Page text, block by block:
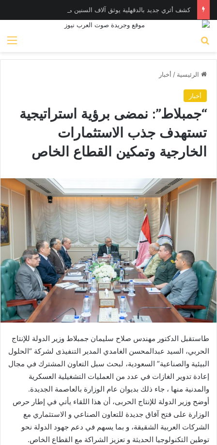
الرئيسية / أخبار
أخبار
“جمبلاط”: نمضى برؤية استراتيجية
تستهدف جذب الاستثمارات
الخارجية وتمكين القطاع الخاص
طاستقبل الدكتور مهندس صلاح سليمان جمبلاط وزير الدولة للإنتاج
الحربي، السيد عبدالمحسن الغامدي المدير التنفيذى لشركة “الحلول
البيئية والصناعية” السعودية، لبحث سبل التعاون المشترك في مجال
إعادة تدوير الغازات في عدد من العمليات التشغيلية العسكرية
والمدنية منها ، جاء ذلك بديوان عام الوزارة بالعاصمة الجديدة.
أوضح وزير الدولة للإنتاج الحربى، أن هذا اللقاء يأتي في إطار حرص
الوزارة على فتح آفاق جديدة للتعاون الصناعي و الاستثماري مع
الشركات العربية الشقيقة، و بما يسهم في دعم جهود الدولة نحو
توطين التكنولوجيا الحديثة و تعزيز الشراكة مع القطاع الخاص.